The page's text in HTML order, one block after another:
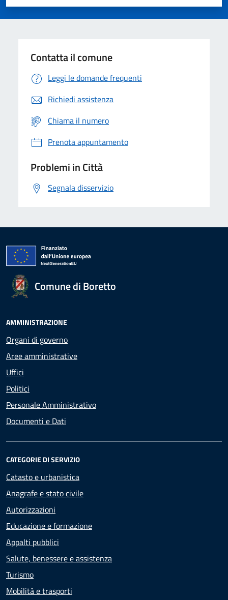
Valuta 5 stelle su 5
Valuta 4 stelle su 5
Valuta 3 stelle su 5
Valuta 2 stelle su 5
Valuta 1 stelle su 5
Contatta il comune
Leggi le domande frequenti
Richiedi assistenza
Chiama il numero
Prenota appuntamento
Problemi in Città
Segnala disservizio
Comune di Boretto
AMMINISTRAZIONE
Organi di governo
Aree amministrative
Uffici
Politici
Personale Amministrativo
Documenti e Dati
CATEGORIE DI SERVIZIO
Catasto e urbanistica
Anagrafe e stato civile
Autorizzazioni
Educazione e formazione
Appalti pubblici
Salute, benessere e assistenza
Turismo
Mobilità e trasporti